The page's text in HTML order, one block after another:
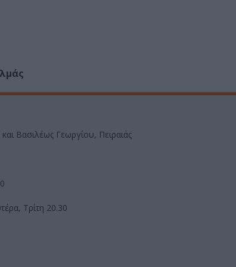
Βασιλέως Γεωργίου, Πειραιάς
Τρίτη 20.30